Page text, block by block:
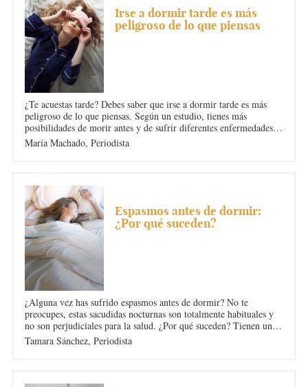
Irse a dormir tarde es más
peligroso de lo que piensas
¿Te acuestas tarde? Debes saber que irse a dormir tarde es más
peligroso de lo que piensas. Según un estudio, tienes más
posibilidades de morir antes y de sufrir diferentes enfermedades a
lo largo de tu vida. Estas son las consecuencias de la falta de
sueño para los que se duermen tarde.
María Machado,Periodista
Espasmos antes de dormir:
¿Por qué suceden?
¿Alguna vez has sufrido espasmos antes de dormir? No te
preocupes, estas sacudidas nocturnas son totalmente habituales y
no son perjudiciales para la salud. ¿Por qué suceden? Tienen una
razón científica muy curiosa que desde Diario Femenino te
revelamos. ¿Te lo vas a perder?
Tamara Sánchez,Periodista